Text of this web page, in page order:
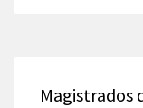
Magistrados